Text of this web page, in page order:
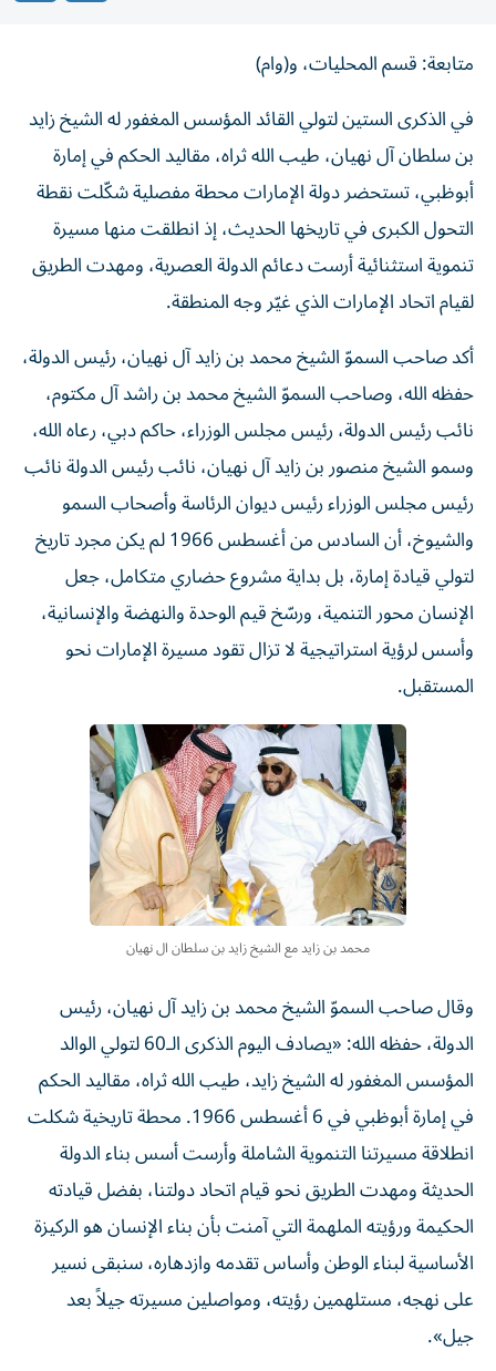
متابعة: قسم المحليات، و(وام)
في الذكرى الستين لتولي القائد المؤسس المغفور له الشيخ زايد
بن سلطان آل نهيان، طيب الله ثراه، مقاليد الحكم في إمارة
أبوظبي، تستحضر دولة الإمارات محطة مفصلية شكّلت نقطة
التحول الكبرى في تاريخها الحديث، إذ انطلقت منها مسيرة
تنموية استثنائية أرست دعائم الدولة العصرية، ومهدت الطريق
لقيام اتحاد الإمارات الذي غيّر وجه المنطقة.
أكد صاحب السموّ الشيخ محمد بن زايد آل نهيان، رئيس الدولة،
حفظه الله، وصاحب السموّ الشيخ محمد بن راشد آل مكتوم،
نائب رئيس الدولة، رئيس مجلس الوزراء، حاكم دبي، رعاه الله،
وسمو الشيخ منصور بن زايد آل نهيان، نائب رئيس الدولة نائب
رئيس مجلس الوزراء رئيس ديوان الرئاسة وأصحاب السمو
والشيوخ، أن السادس من أغسطس 1966 لم يكن مجرد تاريخ
لتولي قيادة إمارة، بل بداية مشروع حضاري متكامل، جعل
الإنسان محور التنمية، ورسّخ قيم الوحدة والنهضة والإنسانية،
وأسس لرؤية استراتيجية لا تزال تقود مسيرة الإمارات نحو
المستقبل.
محمد بن زايد مع الشيخ زايد بن سلطان ال نهيان
وقال صاحب السموّ الشيخ محمد بن زايد آل نهيان، رئيس
الدولة، حفظه الله: «يصادف اليوم الذكرى الـ60 لتولي الوالد
المؤسس المغفور له الشيخ زايد، طيب الله ثراه، مقاليد الحكم
في إمارة أبوظبي في 6 أغسطس 1966. محطة تاريخية شكلت
انطلاقة مسيرتنا التنموية الشاملة وأرست أسس بناء الدولة
الحديثة ومهدت الطريق نحو قيام اتحاد دولتنا، بفضل قيادته
الحكيمة ورؤيته الملهمة التي آمنت بأن بناء الإنسان هو الركيزة
الأساسية لبناء الوطن وأساس تقدمه وازدهاره، سنبقى نسير
على نهجه، مستلهمين رؤيته، ومواصلين مسيرته جيلاً بعد
جيل».